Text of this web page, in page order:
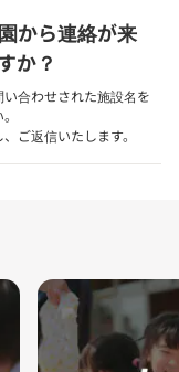
から連絡が来
か？
合わせされた施設名を
ご返信いたします。